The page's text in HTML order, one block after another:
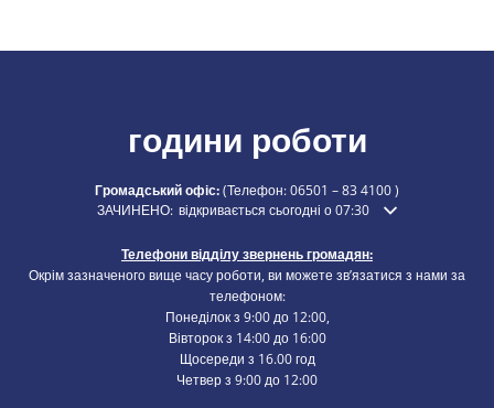
години роботи
Громадський офіс:(Телефон:06501 – 83 4100)
Натисніть, щоб приховати додатковий час відкриття або
ЗАЧИНЕНО: відкривається сьогодні о 07:30
Телефони відділу звернень громадян:
Окрім зазначеного вище часу роботи, ви можете зв’язатися з нами за
телефоном:
Понеділок з 9:00 до 12:00,
Вівторок з 14:00 до 16:00
Щосереди з 16.00 год
Четвер з 9:00 до 12:00